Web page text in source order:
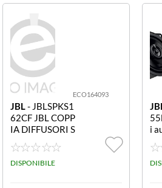
ECO164093
JBL- JBLSPKS1
62CF JBL COPP
IA DIFFUSORI S
PKS162CF KIT
KIT A 2 VIE 165
mm POTENZA R
DISPONIBILE
i
W